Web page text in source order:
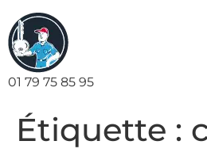
01 79 75 85 95
Étiquette :